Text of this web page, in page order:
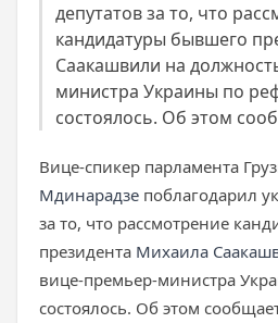
депутатов за то, что
кандидатуры бывшего
Саакашвили на
министра Украины по
состоялось. Об этом
Вице-спикер парламента
Мдинарадзе поблагодарил
за то, что рассмотрение
президента Михаила
вице-премьер-министра
состоялось. Об этом